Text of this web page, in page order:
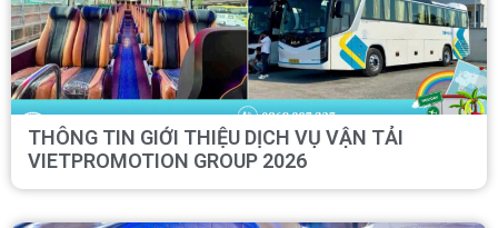
THÔNG TIN GIỚI THIỆU DỊCH VỤ VẬN TẢI
VIETPROMOTION GROUP 2026